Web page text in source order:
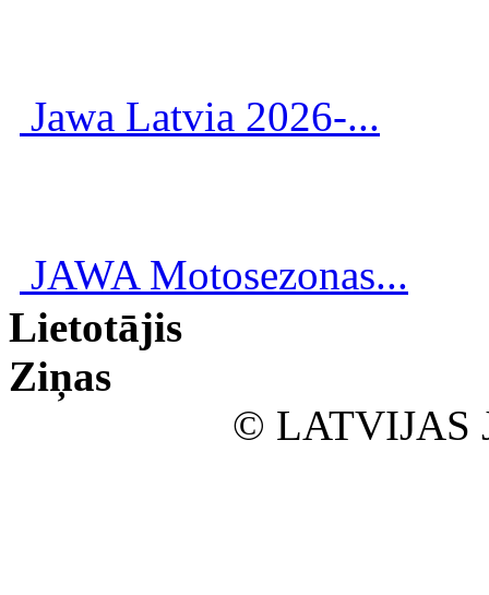
Jawa Latvia 2026-...
JAWA Motosezonas...
Lietotājis
Ziņas
© LATVIJAS